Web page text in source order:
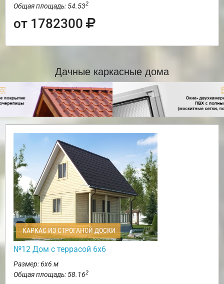
Общая площадь: 54.532
от 1782300
Дачные каркасные дома
КАРКАС ИЗ СТРОГАНОЙ ДОСКИ
№12 Дом с террасой 6х6
Размер: 6х6 м
Общая площадь: 58.162